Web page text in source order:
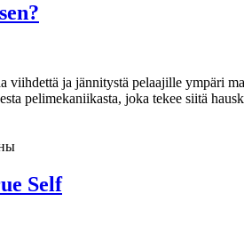
ja jännitystä pelaajille ympäri
pelimekaniikasta, joka tekee siitä
Self